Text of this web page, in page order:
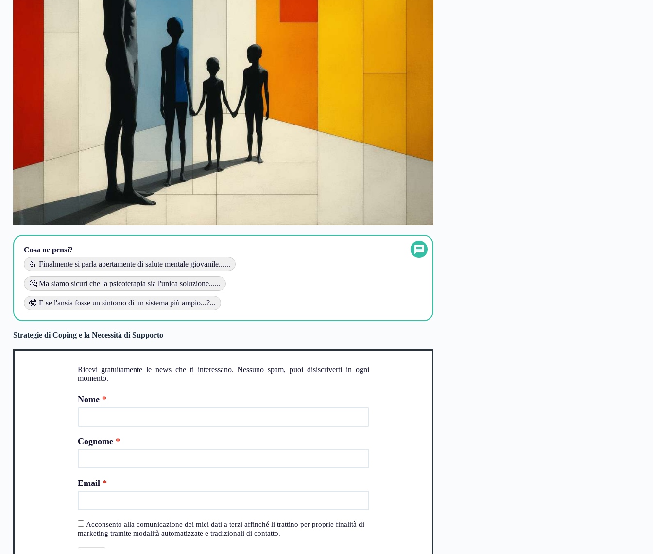
Cosa ne pensi?
💪 Finalmente si parla apertamente di salute mentale giovanile......
🤔 Ma siamo sicuri che la psicoterapia sia l'unica soluzione......
🤯 E se l'ansia fosse un sintomo di un sistema più ampio...?...
Strategie di Coping e la Necessità di Supporto
Ricevi gratuitamente le news che ti interessano. Nessuno spam, puoi disiscriverti in ogni
momento.
Nome
Cognome
Email
Acconsento alla comunicazione dei miei dati a terzi affinché li trattino per proprie finalità di
marketing tramite modalità automatizzate e tradizionali di contatto.